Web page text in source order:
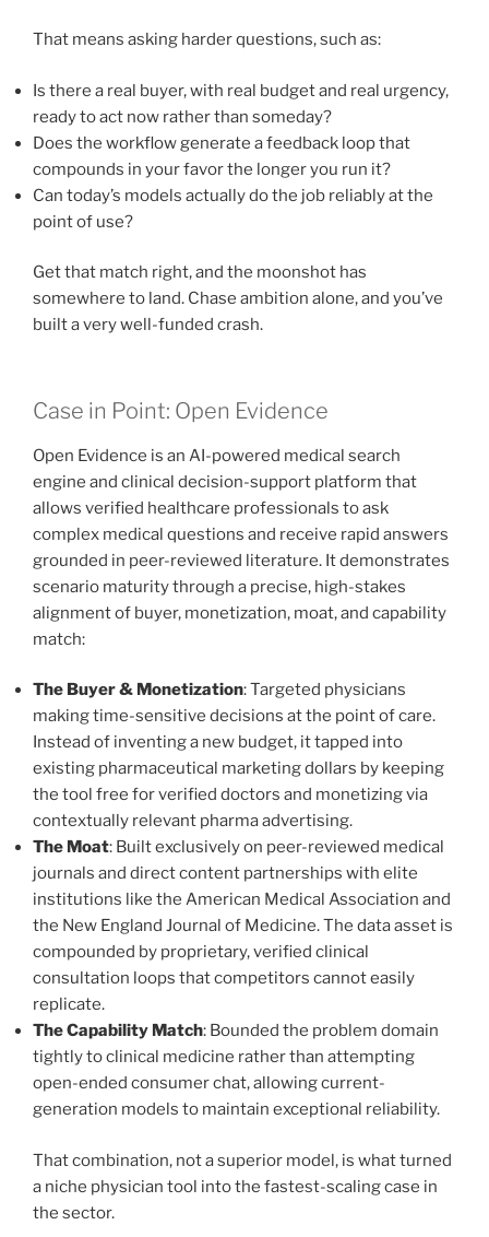
That means asking harder questions, such as:
Is there a real buyer, with real budget and real urgency,
ready to act now rather than someday?
Does the workflow generate a feedback loop that
compounds in your favor the longer you run it?
Can today’s models actually do the job reliably at the
point of use?
Get that match right, and the moonshot has
somewhere to land. Chase ambition alone, and you’ve
built a very well-funded crash.
Case in Point: Open Evidence
Open Evidence is an AI-powered medical search
engine and clinical decision-support platform that
allows verified healthcare professionals to ask
complex medical questions and receive rapid answers
grounded in peer-reviewed literature. It demonstrates
scenario maturity through a precise, high-stakes
alignment of buyer, monetization, moat, and capability
match:
The Buyer & Monetization: Targeted physicians
making time-sensitive decisions at the point of care.
Instead of inventing a new budget, it tapped into
existing pharmaceutical marketing dollars by keeping
the tool free for verified doctors and monetizing via
contextually relevant pharma advertising.
The Moat: Built exclusively on peer-reviewed medical
journals and direct content partnerships with elite
institutions like the American Medical Association and
the New England Journal of Medicine. The data asset is
compounded by proprietary, verified clinical
consultation loops that competitors cannot easily
replicate.
The Capability Match: Bounded the problem domain
tightly to clinical medicine rather than attempting
open-ended consumer chat, allowing current-
generation models to maintain exceptional reliability.
That combination, not a superior model, is what turned
a niche physician tool into the fastest-scaling case in
the sector.